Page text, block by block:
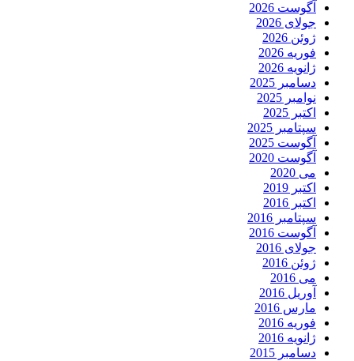
آگوست 2026
جولای 2026
ژوئن 2026
فوریه 2026
ژانویه 2026
دسامبر 2025
نوامبر 2025
اکتبر 2025
سپتامبر 2025
آگوست 2025
آگوست 2020
می 2020
اکتبر 2019
اکتبر 2016
سپتامبر 2016
آگوست 2016
جولای 2016
ژوئن 2016
می 2016
آوریل 2016
مارس 2016
فوریه 2016
ژانویه 2016
دسامبر 2015